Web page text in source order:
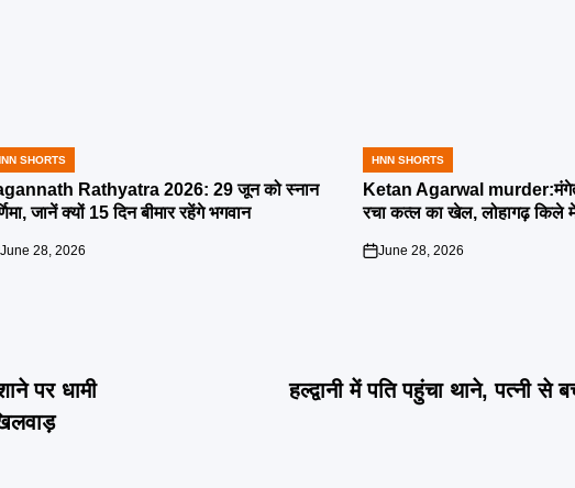
SHORTS
Rathyatra 2026: 29 जून को स्नान
जानें क्यों 15 दिन बीमार रहेंगे भगवान
June 28, 2026
POSTED
IN
HNN SHORTS
Ketan Agarwal
रचा कत्ल का खेल, लोहागढ़ किले
on
June 28, 2026
पर धामी
हल्द्वानी में पति पहुंचा थाने, पत्नी से